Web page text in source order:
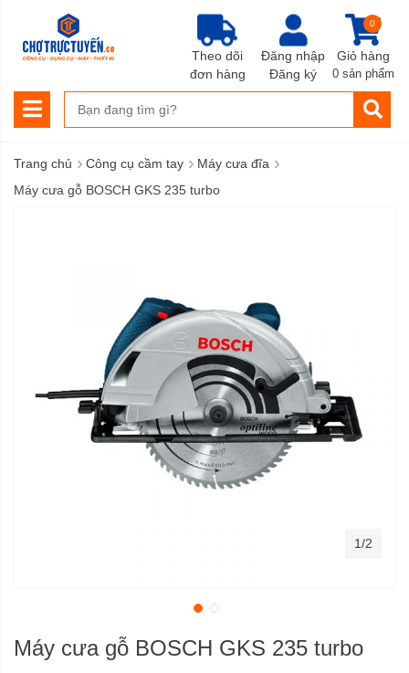
Đăng nhập
Đăng ký
Giỏ hàng
0
0 sản phẩm
Theo dõi
đơn hàng
Trang chủ › Công cụ cầm tay › Máy cưa đĩa ›
Máy cưa gỗ BOSCH GKS 235 turbo
Máy cưa gỗ BOSCH GKS 235 turbo
1/2